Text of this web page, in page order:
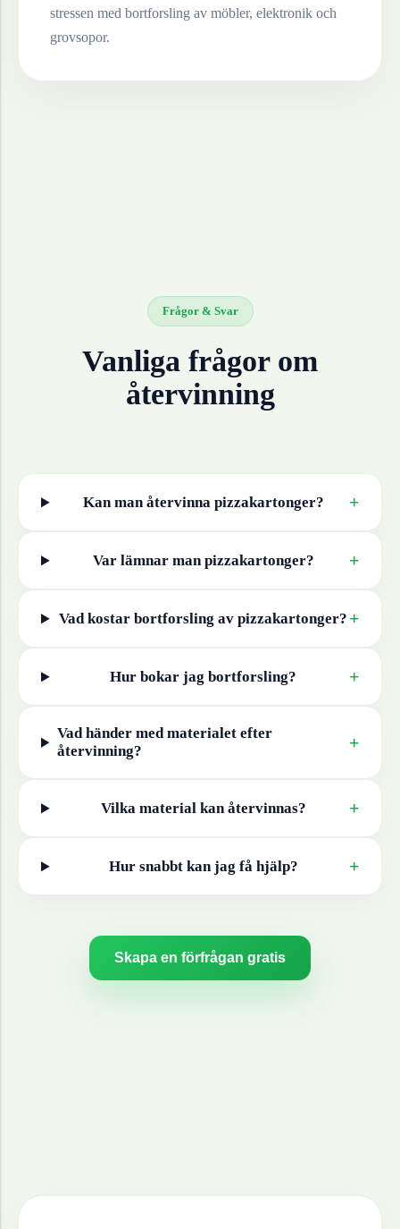
stressen med bortforsling av möbler, elektronik och
grovsopor.
Frågor & Svar
Vanliga frågor om
återvinning
Kan man återvinna pizzakartonger? +
Var lämnar man pizzakartonger? +
Vad kostar bortforsling av pizzakartonger? +
Hur bokar jag bortforsling? +
Vad händer med materialet efter
återvinning?
+
Vilka material kan återvinnas? +
Hur snabbt kan jag få hjälp? +
Skapa en förfrågan gratis